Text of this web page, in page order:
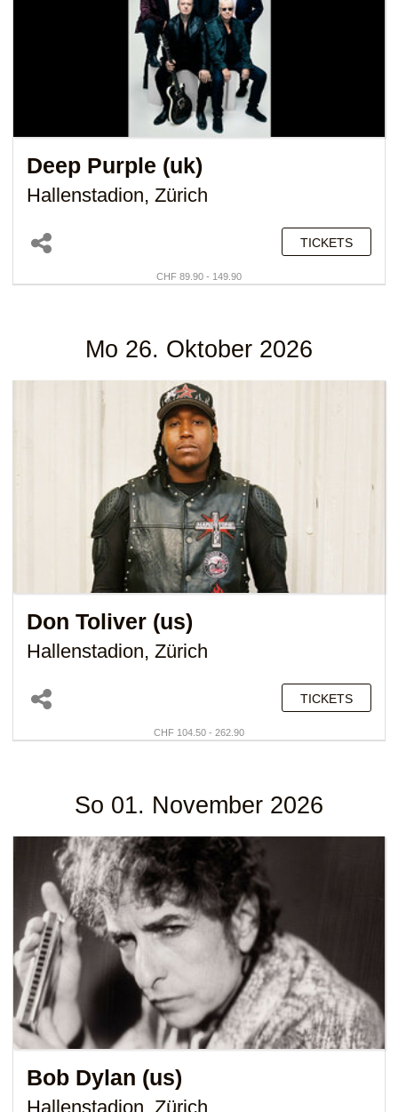
Deep Purple (uk)
Hallenstadion, Zürich
TICKETS
CHF 89.90 - 149.90
Mo 26. Oktober 2026
Don Toliver (us)
Hallenstadion, Zürich
TICKETS
CHF 104.50 - 262.90
So 01. November 2026
Bob Dylan (us)
Hallenstadion, Zürich